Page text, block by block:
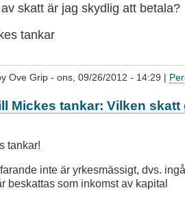
skatt är jag skydlig att betala?
tankar
Ove Grip - ons, 09/26/2012 - 14:29 |
Mickes tankar: Vilken
tankar!
inte är yrkesmässigt, dvs.
beskattas som inkomst av kapital